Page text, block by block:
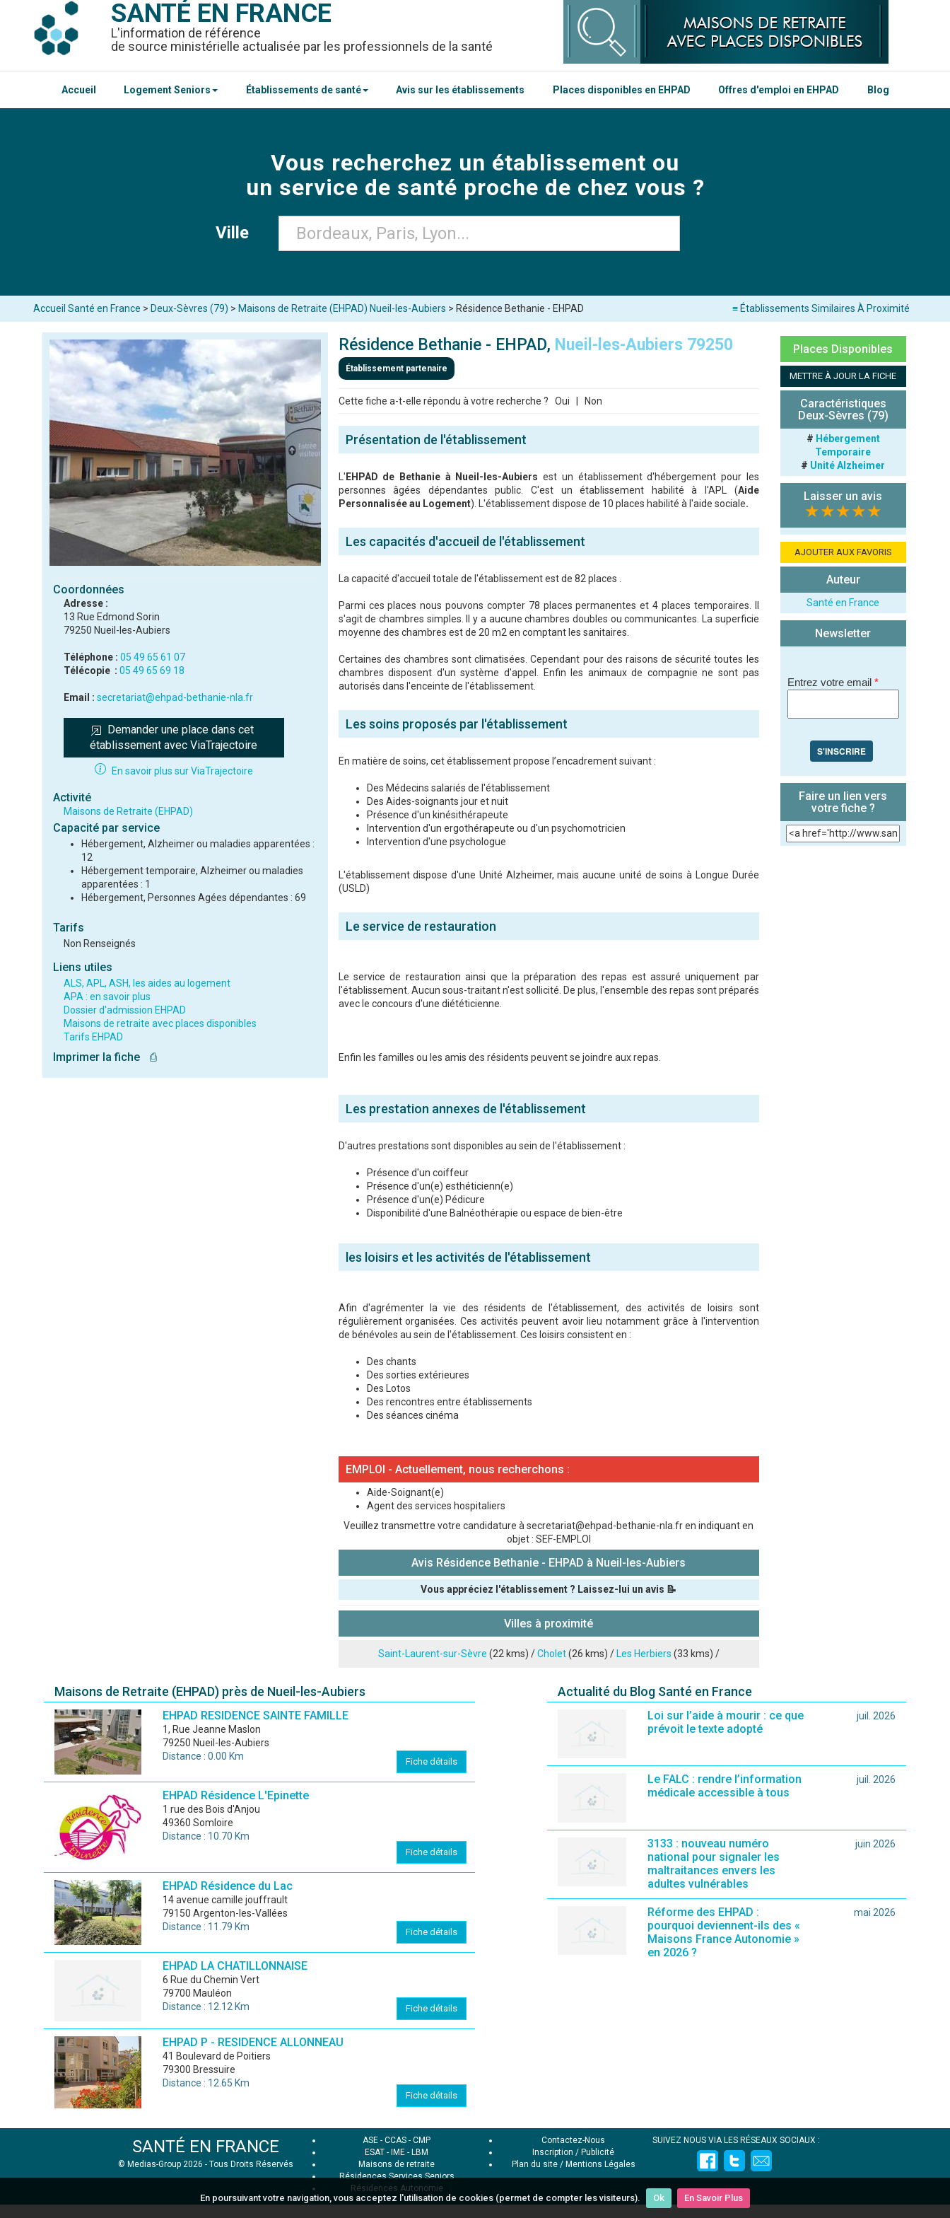
En poursuivant votre navigation, vous acceptez l'utilisation de cookies (permet de compter les visiteurs). Ok En Savoir Plus
SANTÉ EN FRANCE
L'information de référence
de source ministérielle actualisée par les professionnels de la santé
Accueil Logement Seniors Établissements de santé Avis sur les établissements Places disponibles en EHPAD Offres d'emploi en EHPAD Blog
Vous recherchez un établissement ou
un service de santé proche de chez vous ?
Ville
≡ Établissements Similaires À Proximité
Accueil Santé en France > Deux-Sèvres (79) > Maisons de Retraite (EHPAD) Nueil-les-Aubiers > Résidence Bethanie - EHPAD
Coordonnées
Adresse :
13 Rue Edmond Sorin
79250 Nueil-les-Aubiers
Téléphone : 05 49 65 61 07
Télécopie : 05 49 65 69 18
Email : secretariat@ehpad-bethanie-nla.fr
Demander une place dans cet
établissement avec ViaTrajectoire
En savoir plus sur ViaTrajectoire
Activité
Maisons de Retraite (EHPAD)
Capacité par service
Hébergement, Alzheimer ou maladies apparentées :
12
Hébergement temporaire, Alzheimer ou maladies
apparentées : 1
Hébergement, Personnes Agées dépendantes : 69
Tarifs
Non Renseignés
Liens utiles
ALS, APL, ASH, les aides au logement
APA : en savoir plus
Dossier d'admission EHPAD
Maisons de retraite avec places disponibles
Tarifs EHPAD
Imprimer la fiche ⎙
Résidence Bethanie - EHPAD, Nueil-les-Aubiers 79250
Établissement partenaire
Cette fiche a-t-elle répondu à votre recherche ? Oui Non
Présentation de l'établissement
L' EHPAD de Bethanie à Nueil-les-Aubiers est un établissement d'hébergement pour les
personnes âgées dépendantes public. C'est un établissement habilité à l'APL (Aide
Personnalisée au Logement). L'établissement dispose de 10 places habilité à l'aide sociale.
Les capacités d'accueil de l'établissement
La capacité d'accueil totale de l'établissement est de 82 places .
Parmi ces places nous pouvons compter 78 places permanentes et 4 places temporaires. Il
s'agit de chambres simples. Il y a aucune chambres doubles ou communicantes. La superficie
moyenne des chambres est de 20 m2 en comptant les sanitaires.
Certaines des chambres sont climatisées. Cependant pour des raisons de sécurité toutes les
chambres disposent d'un système d'appel. Enfin les animaux de compagnie ne sont pas
autorisés dans l'enceinte de l'établissement.
Les soins proposés par l'établissement
En matière de soins, cet établissement propose l’encadrement suivant :
Des Médecins salariés de l'établissement
Des Aides-soignants jour et nuit
Présence d'un kinésithérapeute
Intervention d'un ergothérapeute ou d'un psychomotricien
Intervention d'une psychologue
L'établissement dispose d'une Unité Alzheimer, mais aucune unité de soins à Longue Durée
(USLD)
Le service de restauration
Le service de restauration ainsi que la préparation des repas est assuré uniquement par
l'établissement. Aucun sous-traitant n'est sollicité. De plus, l'ensemble des repas sont préparés
avec le concours d'une diététicienne.
Enfin les familles ou les amis des résidents peuvent se joindre aux repas.
Les prestation annexes de l'établissement
D'autres prestations sont disponibles au sein de l'établissement :
Présence d'un coiffeur
Présence d'un(e) esthéticienn(e)
Présence d'un(e) Pédicure
Disponibilité d'une Balnéothérapie ou espace de bien-être
les loisirs et les activités de l'établissement
Afin d'agrémenter la vie des résidents de l'établissement, des activités de loisirs sont
régulièrement organisées. Ces activités peuvent avoir lieu notamment grâce à l'intervention
de bénévoles au sein de l'établissement. Ces loisirs consistent en :
Des chants
Des sorties extérieures
Des Lotos
Des rencontres entre établissements
Des séances cinéma
EMPLOI - Actuellement, nous recherchons :
Aide-Soignant(e)
Agent des services hospitaliers
Veuillez transmettre votre candidature à secretariat@ehpad-bethanie-nla.fr en indiquant en
objet : SEF-EMPLOI
Avis Résidence Bethanie - EHPAD à Nueil-les-Aubiers
Vous appréciez l'établissement ? Laissez-lui un avis 📝
Note que vous souhaitez attribuer :
(En cliquant sur 'Valider', j'accepte que mon avis soit publié sur le site.)
Villes à proximité
Saint-Laurent-sur-Sèvre (22 kms) /Cholet(26 kms) / Les Herbiers (33 kms) /
Places Disponibles
METTRE À JOUR LA FICHE
Caractéristiques
Deux-Sèvres (79)
# Hébergement
Temporaire
# Unité Alzheimer
Laisser un avis
★★★★★
AJOUTER AUX FAVORIS
Auteur
Santé en France
Newsletter
Entrez votre email *
S'INSCRIRE
Faire un lien vers
votre fiche ?
Maisons de Retraite (EHPAD) près de Nueil-les-Aubiers
EHPAD RESIDENCE SAINTE FAMILLE
1, Rue Jeanne Maslon
79250 Nueil-les-Aubiers
Distance : 0.00 Km
Fiche détails
EHPAD Résidence L'Epinette
1 rue des Bois d'Anjou
49360 Somloire
Distance : 10.70 Km
Fiche détails
EHPAD Résidence du Lac
14 avenue camille jouffrault
79150 Argenton-les-Vallées
Distance : 11.79 Km
Fiche détails
EHPAD LA CHATILLONNAISE
6 Rue du Chemin Vert
79700 Mauléon
Distance : 12.12 Km
Fiche détails
EHPAD P - RESIDENCE ALLONNEAU
41 Boulevard de Poitiers
79300 Bressuire
Distance : 12.65 Km
Fiche détails
Actualité du Blog Santé en France
Loi sur l’aide à mourir : ce que
prévoit le texte adopté
juil. 2026
Le FALC : rendre l’information
médicale accessible à tous
juil. 2026
3133 : nouveau numéro
national pour signaler les
maltraitances envers les
adultes vulnérables
juin 2026
Réforme des EHPAD :
pourquoi deviennent-ils des «
Maisons France Autonomie »
en 2026 ?
mai 2026
SANTÉ EN FRANCE
© Medias-Group 2026 - Tous Droits Réservés
ASE -CCAS -CMP
ESAT - IME - LBM
Maisons de retraite
Résidences Services Seniors
Résidences Autonomie
Contactez-Nous
Inscription / Publicité
Plan du site/ Mentions Légales
SUIVEZ NOUS VIA LES RÉSEAUX SOCIAUX :